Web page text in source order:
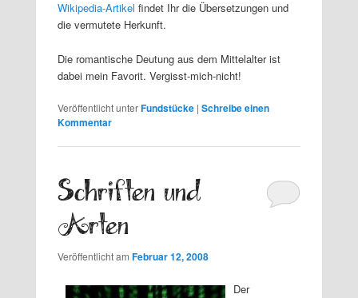
Wikipedia-Artikel findet Ihr die Übersetzungen und
die vermutete Herkunft.
Die romantische Deutung aus dem Mittelalter ist
dabei mein Favorit. Vergisst-mich-nicht!
Veröffentlicht unterFundstücke |Schreibe einen
Kommentar
Schriften und
Arten
Veröffentlicht amFebruar 12, 2008
Der